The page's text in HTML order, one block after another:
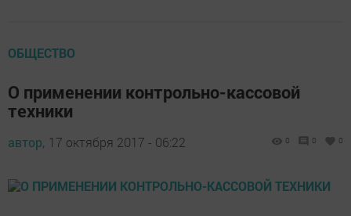
ОБЩЕСТВО
О применении контрольно-кассовой
техники
автор, 17 октября 2017 - 06:22 0 0 0